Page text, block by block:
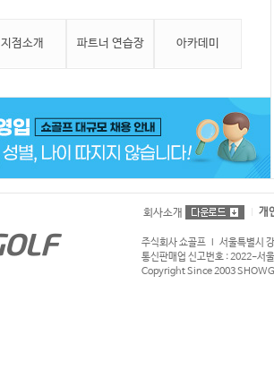
지점소개 파트너 연습장 아카데미
회사소개 개
주식회사 쇼골프 l 서울특별시
통신판매업 신고번호 : 2022-
Copyright Since 2003